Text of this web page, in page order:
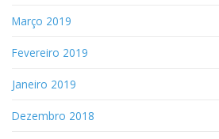
Março 2019
Fevereiro 2019
Janeiro 2019
Dezembro 2018